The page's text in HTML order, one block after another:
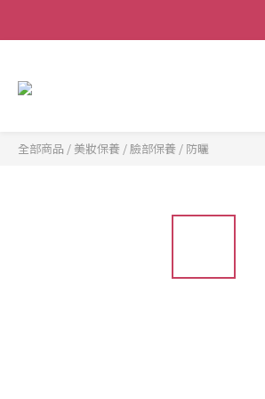
全部商品 / 美妝保養 /臉部保養 / 防曬